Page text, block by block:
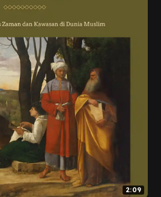
2:09